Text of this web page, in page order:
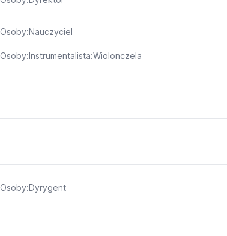
Osoby:Nauczyciel
Osoby:Instrumentalista:Wiolonczela
Osoby:Dyrygent